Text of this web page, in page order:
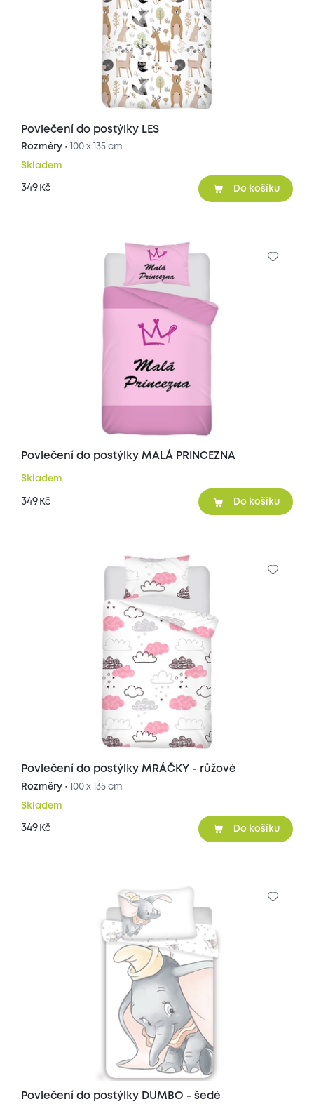
Povlečení do postýlky LES
Rozměry • 100 x 135 cm
Skladem
349 Kč Do košíku
Povlečení do postýlky MALÁ PRINCEZNA
Skladem
349 Kč Do košíku
Povlečení do postýlky MRÁČKY - růžové
Rozměry • 100 x 135 cm
Skladem
349 Kč Do košíku
Povlečení do postýlky DUMBO - šedé